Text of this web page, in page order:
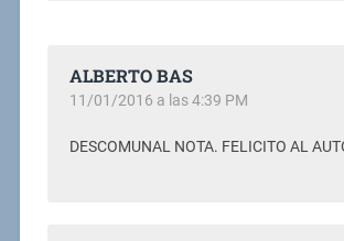
ALBERTO BAS
11/01/2016 a las 4:39 PM
DESCOMUNAL NOTA. FELICITO AL